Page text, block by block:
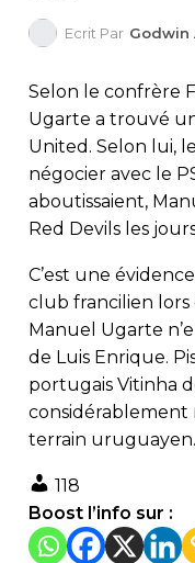
Ecrit Par Godwin
Selon le confrère
Ugarte a trouvé
United. Selon lui,
négocier avec le
aboutissaient,
Red Devils les
C’est une
club francilien lors
Manuel Ugarte
de Luis Enrique.
portugais Vitinha
considérablement
terrain uruguayen.
118
Boost l’info sur :